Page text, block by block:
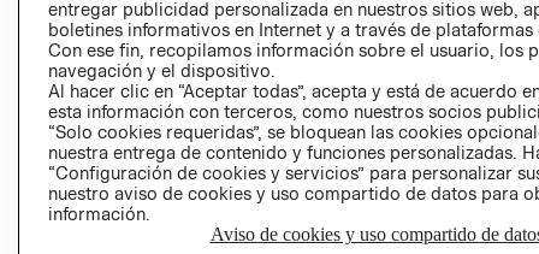
Perú (S/)
CAMBIAR REGIÓN
entregar publicidad personalizada en nuestros sitios web,
boletines informativos en Internet y a través de plataformas
Con ese fin, recopilamos información sobre el usuario, los
navegación y el dispositivo.
Al hacer clic en “Aceptar todas”, acepta y está de acuerdo
esta información con terceros, como nuestros socios
“Solo cookies requeridas”, se bloquean las cookies
nuestra entrega de contenido y funciones personalizadas.
“Configuración de cookies y servicios” para personalizar
nuestro aviso de cookies y uso compartido de datos para
información.
Aviso de cookies y uso compartido de